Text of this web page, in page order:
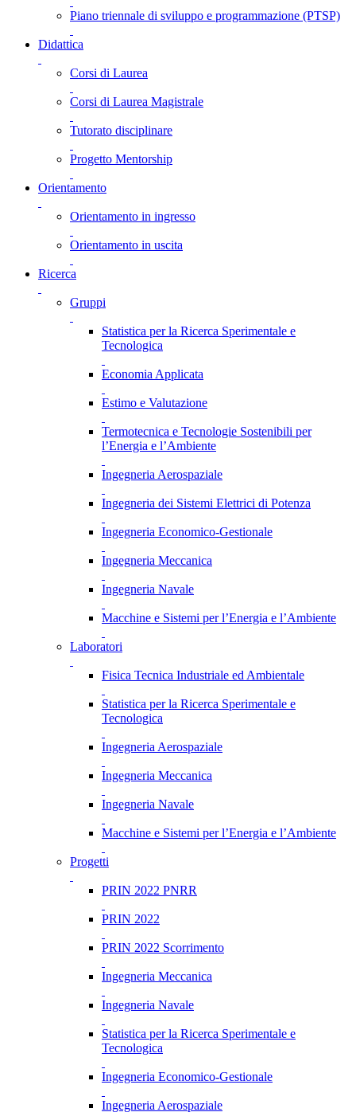
Piano triennale di sviluppo e programmazione (PTSP)
Didattica
Corsi di Laurea
Corsi di Laurea Magistrale
Tutorato disciplinare
Progetto Mentorship
Orientamento
Orientamento in ingresso
Orientamento in uscita
Ricerca
Gruppi
Statistica per la Ricerca Sperimentale e
Tecnologica
Economia Applicata
Estimo e Valutazione
Termotecnica e Tecnologie Sostenibili per
l’Energia e l’Ambiente
Ingegneria Aerospaziale
Ingegneria dei Sistemi Elettrici di Potenza
Ingegneria Economico-Gestionale
Ingegneria Meccanica
Ingegneria Navale
Macchine e Sistemi per l’Energia e l’Ambiente
Laboratori
Fisica Tecnica Industriale ed Ambientale
Statistica per la Ricerca Sperimentale e
Tecnologica
Ingegneria Aerospaziale
Ingegneria Meccanica
Ingegneria Navale
Macchine e Sistemi per l’Energia e l’Ambiente
Progetti
PRIN 2022 PNRR
PRIN 2022
PRIN 2022 Scorrimento
Ingegneria Meccanica
Ingegneria Navale
Statistica per la Ricerca Sperimentale e
Tecnologica
Ingegneria Economico-Gestionale
Ingegneria Aerospaziale